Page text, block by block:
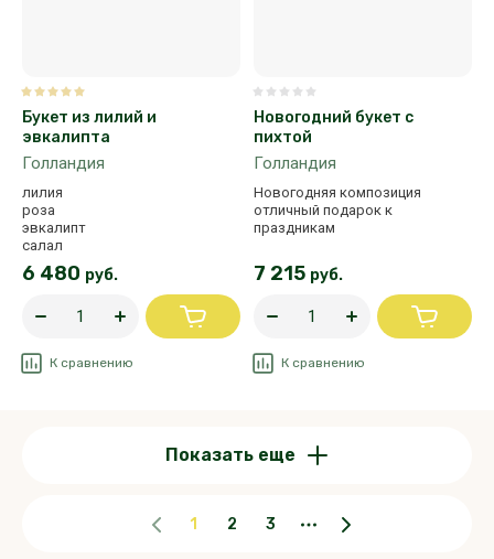
Букет из лилий и
эвкалипта
Голландия
лилия
роза
эвкалипт
салал
6 480 руб.
К сравнению
Новогодний букет с
пихтой
Голландия
Новогодняя композиция
отличный подарок к
праздникам
7 215 руб.
К сравнению
Показать еще
1 2 3